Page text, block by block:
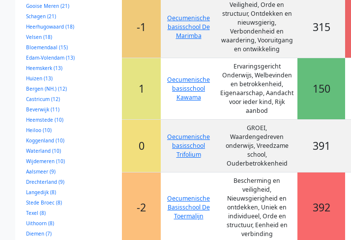
Gooise Meren (21)
Schagen (21)
Heerhugowaard (18)
Velsen (18)
Bloemendaal (15)
Edam-Volendam (13)
Heemskerk (13)
Huizen (13)
Bergen (NH.) (12)
Castricum (12)
Beverwijk (11)
Heemstede (10)
Heiloo (10)
Koggenland (10)
Waterland (10)
Wijdemeren (10)
Aalsmeer (9)
Drechterland (9)
Langedijk (8)
Stede Broec (8)
Texel (8)
Uithoorn (8)
Diemen (7)
-1
Oecumenische
basisschool De
Marimba
Veiligheid, Orde en
structuur, Ontdekken en
nieuwsgierig,
Verbondenheid en
waardering, Vooruitgang
en ontwikkeling
315
1
Oecumenische
basisschool
Kawama
Ervaringsgericht
Onderwijs, Welbevinden
en betrokkenheid,
Eigenaarschap, Aandacht
voor ieder kind, Rijk
aanbod
150
0
Oecumenische
basisschool
Trifolium
GROEI,
Waardengedreven
onderwijs, Vreedzame
school,
Ouderbetrokkenheid
391
-2
Oecumenische
Basisschool De
Toermalijn
Bescherming en
veiligheid,
Nieuwsgierigheid en
ontdekken, Uniek en
individueel, Orde en
structuur, Eenheid en
verbinding
392